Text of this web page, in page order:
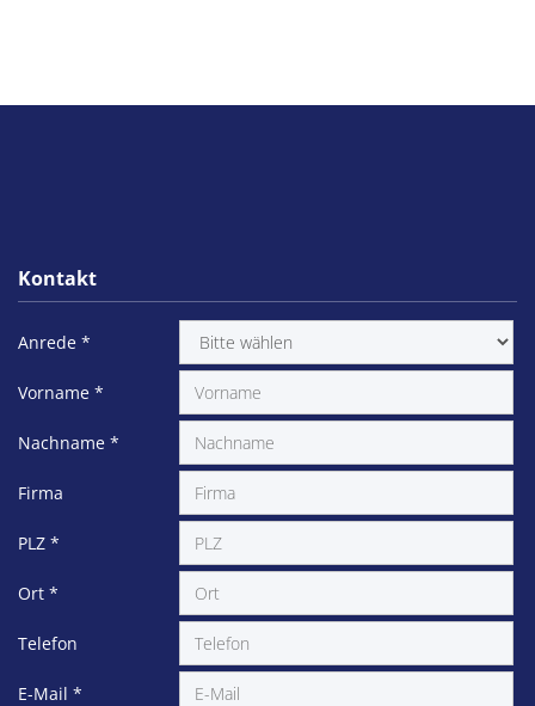
Kontakt
Anrede *
Vorname *
Nachname *
Firma
PLZ *
Ort *
Telefon
E-Mail *